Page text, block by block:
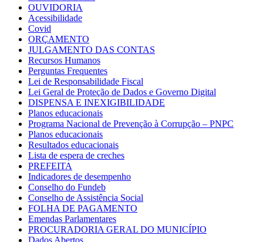
OUVIDORIA
Acessibilidade
Covid
ORÇAMENTO
JULGAMENTO DAS CONTAS
Recursos Humanos
Perguntas Frequentes
Lei de Responsabilidade Fiscal
Lei Geral de Proteção de Dados e Governo Digital
DISPENSA E INEXIGIBILIDADE
Planos educacionais
Programa Nacional de Prevenção à Corrupção – PNPC
Planos educacionais
Resultados educacionais
Lista de espera de creches
PREFEITA
Indicadores de desempenho
Conselho do Fundeb
Conselho de Assistência Social
FOLHA DE PAGAMENTO
Emendas Parlamentares
PROCURADORIA GERAL DO MUNICÍPIO
Dados Abertos